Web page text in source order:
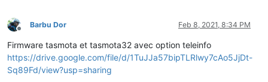
Offline
Barbu Dor Feb 8, 2021, 8:34 PM
Firmware tasmota et tasmota32 avec option teleinfo
https://drive.google.com/file/d/1TuJJa57bipTLRlwy7cAo5JjDt-
Sq89Fd/view?usp=sharing